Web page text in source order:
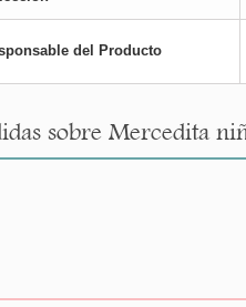
del Producto
sobre Mercedita